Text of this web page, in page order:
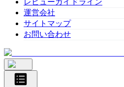
レビューガイドライン
運営会社
サイトマップ
お問い合わせ